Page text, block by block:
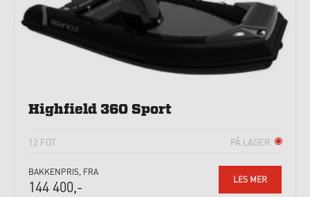
Highfield 360 Sport
12 FOT PÅ LAGER
BAKKENPRIS, FRA
144 400,- LES MER